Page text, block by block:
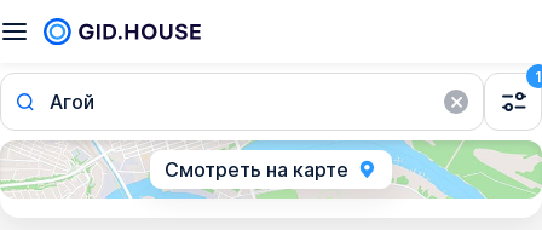
Агой
1
Смотреть на карте